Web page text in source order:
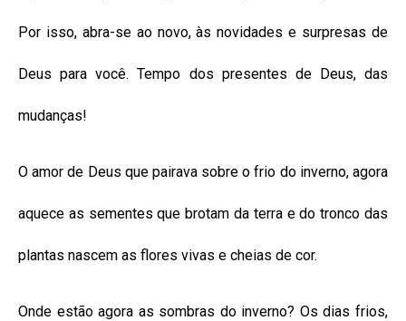
Por isso, abra-se ao novo, às novidades e surpresas de
Deus para você. Tempo dos presentes de Deus, das
mudanças!
O amor de Deus que pairava sobre o frio do inverno, agora
aquece as sementes que brotam da terra e do tronco das
plantas nascem as flores vivas e cheias de cor.
Onde estão agora as sombras do inverno? Os dias frios,